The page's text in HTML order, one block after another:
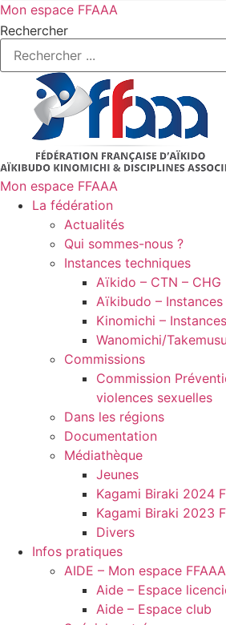
Mon espace FFAAA
Rechercher
Mon espace FFAAA
La fédération
Actualités
Qui sommes-nous ?
Instances techniques
Aïkido – CTN – CHG
Aïkibudo –
Kinomichi –
Wanomichi/
Commissions
Commission
violences sexuelles
Dans les régions
Documentation
Médiathèque
Jeunes
Kagami Biraki 2024
Kagami Biraki 2023
Divers
Infos pratiques
AIDE – Mon espace FFAAA
Aide – Espace
Aide – Espace club